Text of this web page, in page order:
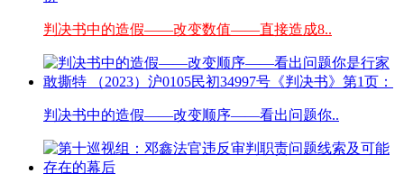
判决书中的造假——改变数值——直接造成8..
判决书中的造假——改变顺序——看出问题你..